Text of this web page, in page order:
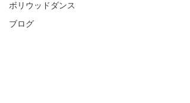
ボリウッドダンス
ブログ